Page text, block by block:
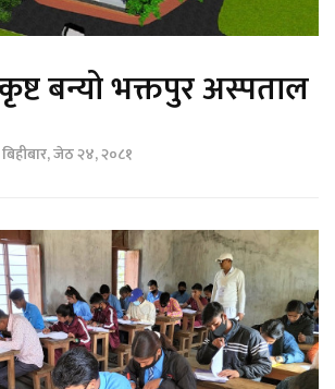
बन्यो भक्तपुर अस्पताल
जेठ २४, २०८१